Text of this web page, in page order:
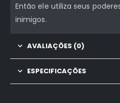
Então ele utiliza seus
inimigos.
AVALIAÇÕES (0)
ESPECIFICAÇÕES